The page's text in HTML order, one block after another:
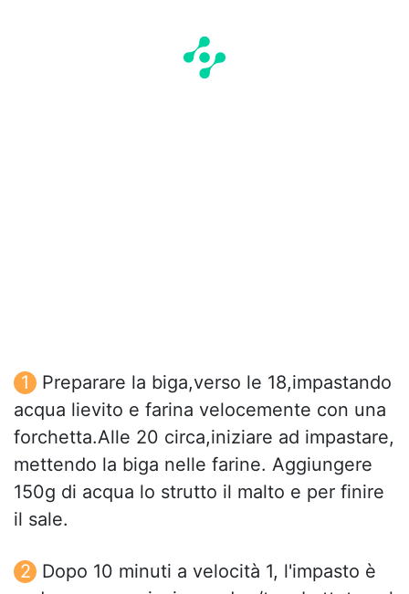
Preparare la biga,verso le 18,impastando
acqua lievito e farina velocemente con una
forchetta.Alle 20 circa,iniziare ad impastare,
mettendo la biga nelle farine. Aggiungere
150g di acqua lo strutto il malto e per finire
il sale.
Dopo 10 minuti a velocità 1, l'impasto è